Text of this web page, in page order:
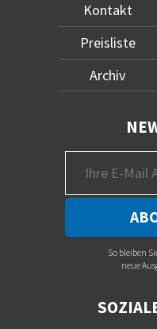
Kontakt
Preisliste
Archiv
So bleiben
neue